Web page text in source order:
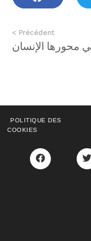
< Précédent
POLITIQUE DES
COOKIES